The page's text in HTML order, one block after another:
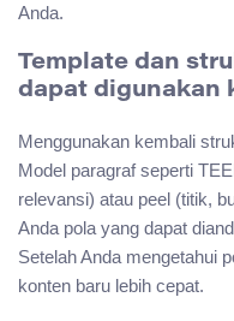
Anda.
Template dan
dapat digunakan
Menggunakan kembali
Model paragraf seperti
relevansi) atau peel (titik,
Anda pola yang dapat
Setelah Anda mengetahui
konten baru lebih cepat.